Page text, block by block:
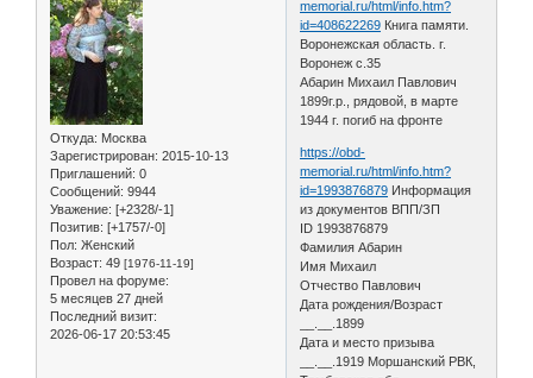
Откуда: Москва
Зарегистрирован: 2015-10-13
Приглашений: 0
Сообщений: 9944
Уважение: [+2328/-1]
Позитив: [+1757/-0]
Пол: Женский
Возраст: 49 [1976-11-19]
Провел на форуме:
5 месяцев 27 дней
Последний визит:
2026-06-17 20:53:45
memorial.ru/html/info.htm?
id=408622269 Книга памяти.
Воронежская область. г.
Воронеж с.35
Абарин Михаил Павлович
1899г.р., рядовой, в марте
1944 г. погиб на фронте
https://obd-
memorial.ru/html/info.htm?
id=1993876879 Информация
из документов ВПП/ЗП
ID 1993876879
Фамилия Абарин
Имя Михаил
Отчество Павлович
Дата рождения/Возраст
__.__.1899
Дата и место призыва
__.__.1919 Моршанский РВК,